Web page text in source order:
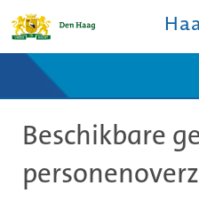
Ontdek de stad
De studiezaal
Bronnen en collecties
Contact
Beschikbare